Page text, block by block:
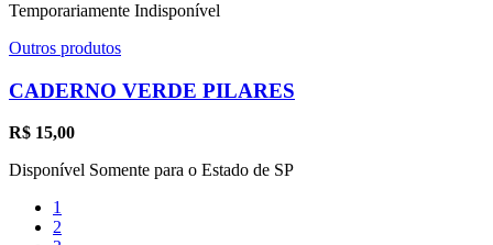
Temporariamente Indisponível
Outros produtos
CADERNO VERDE PILARES
R$ 15,00
Disponível Somente para o Estado de SP
1
2